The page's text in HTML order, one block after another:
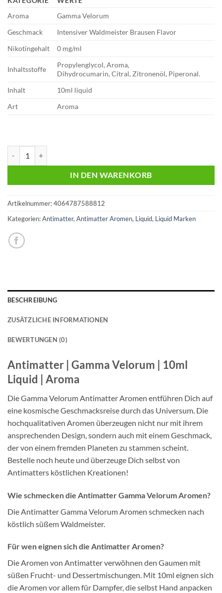
Aroma
Gamma Velorum
Geschmack
Intensiver Waldmeister Brausen Flavor
Nikotingehalt
0 mg/ml
Inhaltsstoffe
Propylenglycol, Aroma,
Dihydrocumarin, Citral, Zitronenöl, Piperonal.
Inhalt
10ml liquid
Art
Aroma
IN DEN WARENKORB
Artikelnummer:4064787588812
Kategorien:Antimatter, Antimatter Aromen, Liquid, Liquid Marken
BESCHREIBUNG
ZUSÄTZLICHE INFORMATIONEN
BEWERTUNGEN (0)
Antimatter | Gamma Velorum | 10ml
Liquid | Aroma
Die Gamma Velorum Antimatter Aromen entführen Dich auf
eine kosmische Geschmacksreise durch das Universum. Die
hochqualitativen Aromen überzeugen nicht nur mit ihrem
ansprechenden Design, sondern auch mit einem Geschmack,
der von einem fremden Planeten zu stammen scheint.
Bestelle noch heute und überzeuge Dich selbst von
Antimatters köstlichen Kreationen!
Wie schmecken die Antimatter Gamma Velorum Aromen?
Die Antimatter Gamma Velorum Aromen schmecken nach
köstlich süßem Waldmeister.
Für wen eignen sich die Antimatter Aromen?
Die Aromen von Antimatter verwöhnen den Gaumen mit
süßen Frucht- und Dessertmischungen. Mit 10ml eignen sich
die Aromen vor allem für Dampfer, die selbst Hand anpacken